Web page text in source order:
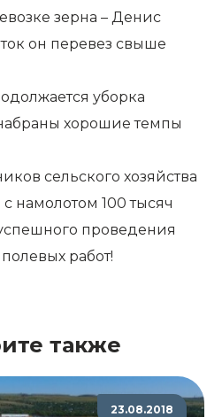
зерна – Денис
он перевез свыше
уборка
хорошие темпы
сельского хозяйства
намолотом 100 тысяч
проведения
работ!
также
23.08.2018